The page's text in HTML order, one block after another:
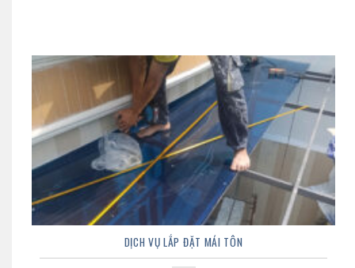
DỊCH VỤ LẮP ĐẶT MÁI TÔN